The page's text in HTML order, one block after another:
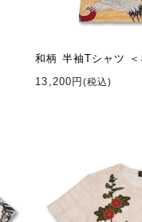
和柄 半袖Tシャツ ＜
13,200円(税込)